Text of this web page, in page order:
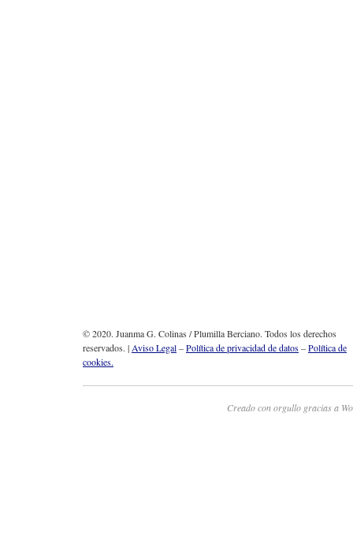
© 2020. Juanma G. Colinas / Plumilla Berciano. Todos los derechos
reservados. |Aviso Legal–Política de privacidad de datos–Política de
cookies.
Creado con orgullo gracias a